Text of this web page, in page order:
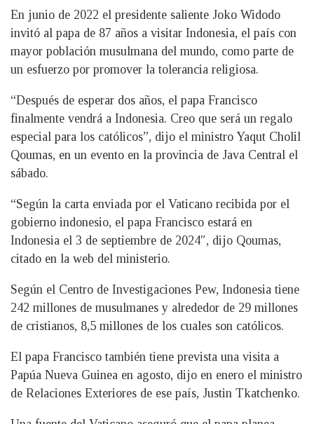
En junio de 2022 el presidente saliente Joko Widodo
invitó al papa de 87 años a visitar Indonesia, el país con
mayor población musulmana del mundo, como parte de
un esfuerzo por promover la tolerancia religiosa.
“Después de esperar dos años, el papa Francisco
finalmente vendrá a Indonesia. Creo que será un regalo
especial para los católicos”, dijo el ministro Yaqut Cholil
Qoumas, en un evento en la provincia de Java Central el
sábado.
“Según la carta enviada por el Vaticano recibida por el
gobierno indonesio, el papa Francisco estará en
Indonesia el 3 de septiembre de 2024″, dijo Qoumas,
citado en la web del ministerio.
Según el Centro de Investigaciones Pew, Indonesia tiene
242 millones de musulmanes y alrededor de 29 millones
de cristianos, 8,5 millones de los cuales son católicos.
El papa Francisco también tiene prevista una visita a
Papúa Nueva Guinea en agosto, dijo en enero el ministro
de Relaciones Exteriores de ese país, Justin Tkatchenko.